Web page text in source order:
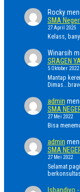
Rocky
SMA
27 April 2025
Kelass,
Winarsih
SRAGEN
5 Oktober 2022
Mantap
admin
SMA
27 Mei 2022
Bisa
admin
SMA
27 Mei 2022
Selamat
Isbandiyo